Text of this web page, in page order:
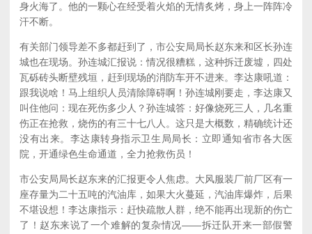
身火海了。他的一颗心在经受着火焰的无情炙烤，身上一阵阵冷
汗不断。
有关部门领导差不多都赶到了，市公安局局长赵东来和区长孙连
城也在现场。孙连城汇报说：情况很糟糕，这种拆迁废墟，四处
瓦砾砖头断壁残垣，赶到现场的消防车开不进来。李达康吼道：
跟我说啥！马上组织人员清除障碍啊！孙连城刚要走，李达康又
叫住他问：现在死伤多少人？孙连城答：好像烧死三人，几名重
伤正在抢救，烧伤的有三十七八人。这只是大概数，精确统计还
没有出来。李达康转身指示卫生局局长：立即通知省市各大医
院，开通绿色生命通道，全力抢救伤员！
市公安局局长赵东来的汇报更令人焦虑。大风服装厂前厂区有一
座存量为二十五吨的汽油库，如果大火蔓延，汽油库爆炸，后果
不堪设想！李达康指示：赶快疏散人群，绝不能再出现新的伤亡
了！赵东来说了一个难解的复杂情况——拆迁队开来一部假警